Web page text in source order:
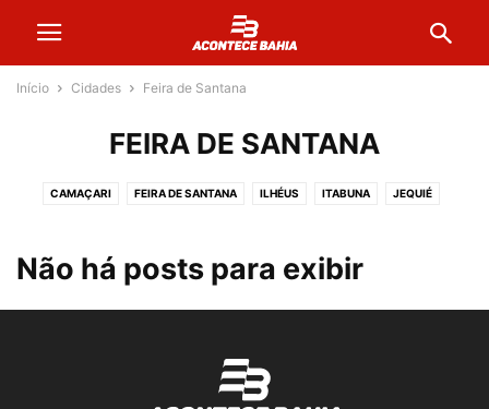
Início Cidades Feira de Santana
FEIRA DE SANTANA
CAMAÇARI FEIRA DE SANTANA ILHÉUS ITABUNA JEQUIÉ
TEIXEIRA DE FREITAS VITÓRIA DA CONQUISTA
Não há posts para exibir